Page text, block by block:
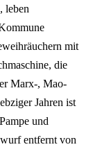
leben
mit
die
Marx-, Mao-
Jahren ist
und
entfernt von